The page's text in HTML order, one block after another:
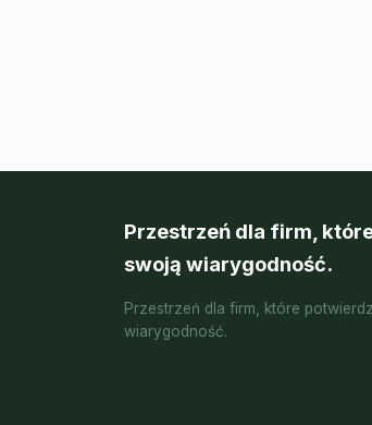
Przestrzeń dla firm,
swoją wiarygodność.
Przestrzeń dla firm, które
wiarygodność.